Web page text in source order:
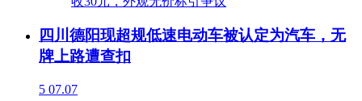
四川德阳现超规低速电动车被认定为汽车，无
牌上路遭查扣
5 07.07